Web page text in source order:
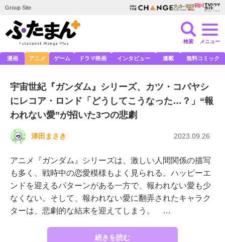
Group Site
検索 メニュー
漫画 アニメ ゲーム ドラマ映画 インタビュー 連載 無料コミック
宇宙世紀『ガンダム』シリーズ、カツ・コバヤシ
にレコア・ロンド「どうしてこうなった…？」“報
われない愛”が招いた3つの悲劇
津田まさき 2023.09.26
アニメ『ガンダム』シリーズは、激しい人間関係の描写
も多く、戦時中の恋愛模様もよく見られる。ハッピーエ
ンドを迎えるパターンがある一方で、報われない愛も少
なくない。そして、報われない愛に翻弄されたキャラク
ターは、悲劇的な結末を迎えてしまう。 …
続きを読む